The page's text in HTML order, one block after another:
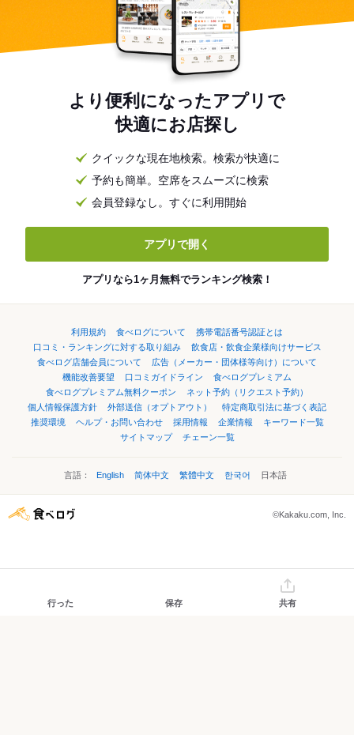
より便利になったアプリで
快適にお店探し
クイックな現在地検索。検索が快適に
予約も簡単。空席をスムーズに検索
会員登録なし。すぐに利用開始
アプリで開く
アプリなら1ヶ月無料でランキング検索！
利用規約 食べログについて
携帯電話番号認証とは
口コミ・ランキングに対する取り組み
飲食店・飲食企業様向けサービス
食べログ店舗会員について
広告（メーカー・団体様等向け）について
機能改善要望
口コミガイドライン
食べログプレミアム
食べログプレミアム無料クーポン
ネット予約（リクエスト予約）
個人情報保護方針
外部送信（オプトアウト）
特定商取引法に基づく表記
推奨環境
ヘルプ・お問い合わせ 採用情報 企業情報
キーワード一覧
サイトマップ
チェーン一覧
言語： English 简体中文 繁體中文 한국어 日本語
©Kakaku.com, Inc.
行った 保存 共有